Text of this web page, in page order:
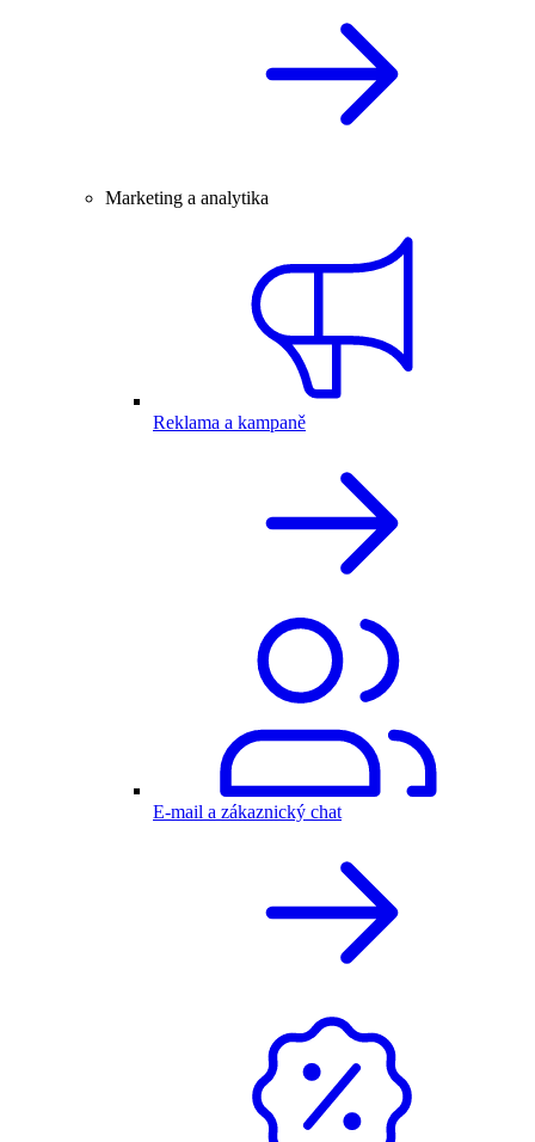
Marketing a analytika
Reklama a kampaně
E-mail a zákaznický chat